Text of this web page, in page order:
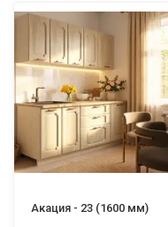
Акация - 23 (1600 мм)